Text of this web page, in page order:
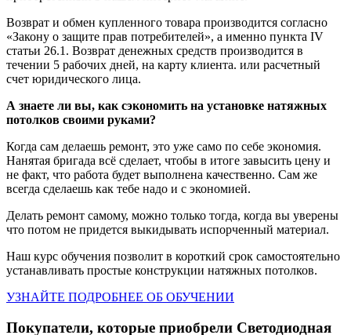
Возврат и обмен купленного товара производится согласно
«Закону о защите прав потребителей», а именно пункта IV
статьи 26.1. Возврат денежных средств производится в
течении 5 рабочих дней, на карту клиента. или расчетный
счет юридического лица.
А знаете ли вы, как сэкономить на установке натяжных
потолков своими руками?
Когда сам делаешь ремонт, это уже само по себе экономия.
Нанятая бригада всё сделает, чтобы в итоге завысить цену и
не факт, что работа будет выполнена качественно. Сам же
всегда сделаешь как тебе надо и с экономией.
Делать ремонт самому, можно только тогда, когда вы уверены
что потом не придется выкидывать испорченный материал.
Наш курс обучения позволит в короткий срок самостоятельно
устанавливать простые конструкции натяжных потолков.
УЗНАЙТЕ ПОДРОБНЕЕ ОБ ОБУЧЕНИИ
Покупатели, которые приобрели Светодиодная